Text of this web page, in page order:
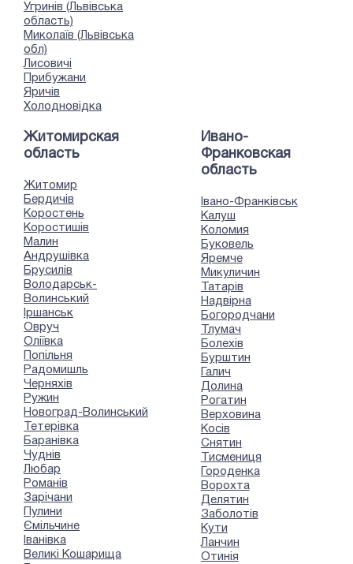
Угринів (Львівська
область)
Миколаїв (Львівська
обл)
Лисовичі
Прибужани
Яричів
Холодновідка
Житомирская
область
Житомир
Бердичів
Коростень
Коростишів
Малин
Андрушівка
Брусилів
Володарськ-
Волинський
Іршанськ
Овруч
Оліївка
Попільня
Радомишль
Черняхів
Ружин
Новоград-Волинський
Тетерівка
Баранівка
Чуднів
Любар
Романів
Зарічани
Пулини
Ємільчине
Іванівка
Великі Кошарища
Ивано-
Франковская
область
Івано-Франківськ
Калуш
Коломия
Буковель
Яремче
Микуличин
Татарів
Надвірна
Богородчани
Тлумач
Болехів
Бурштин
Галич
Долина
Рогатин
Верховина
Косів
Снятин
Тисмениця
Городенка
Ворохта
Делятин
Заболотів
Кути
Ланчин
Отинія